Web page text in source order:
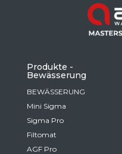
Based on your
this
North
Produkte -
Bewässerung
BEWÄSSERUNG
Mini Sigma
Sigma Pro
Filtomat
AGF Pro